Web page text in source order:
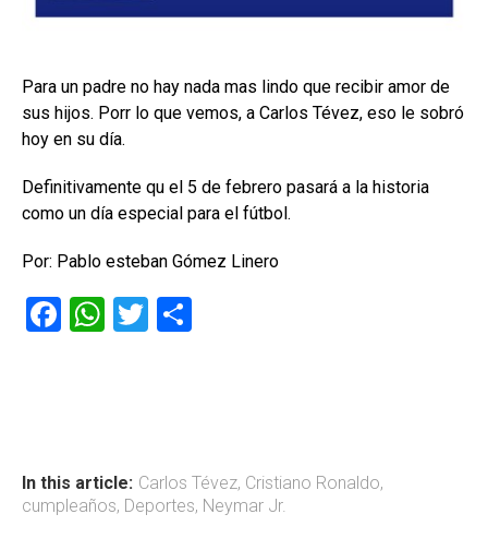
Para un padre no hay nada mas lindo que recibir amor de
sus hijos. Porr lo que vemos, a Carlos Tévez, eso le sobró
hoy en su día.
Definitivamente qu el 5 de febrero pasará a la historia
como un día especial para el fútbol.
Por: Pablo esteban Gómez Linero
F
ok
W
p
p
T
tir
In this article: Carlos Tévez, Cristiano Ronaldo,
cumpleaños, Deportes, Neymar Jr.